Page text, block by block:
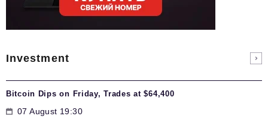
Investment
Bitcoin Dips on Friday, Trades at $64,400
07 August 19:30